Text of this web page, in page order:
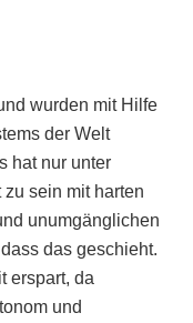
wurden mit Hilfe
der Welt
hat nur unter
sein mit harten
unumgänglichen
das geschieht.
erspart, da
und